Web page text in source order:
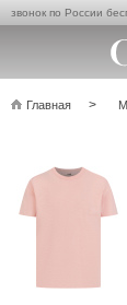
звонок по России
Главная